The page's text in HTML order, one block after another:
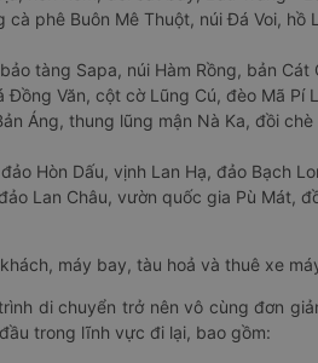
cà phê Buôn Mê Thuột, núi Đá Voi, hồ
tàng Sapa, núi Hàm Rồng, bản
Đồng Văn, cột cờ Lũng Cú, đèo Mã Pí
Áng, thung lũng mận Nà Ka, đồi
Hòn Dấu, vịnh Lan Hạ, đảo Bạch
Lan Châu, vườn quốc gia Pù Mát,
máy bay, tàu hoả và thuê xe
di chuyển trở nên vô cùng đơn
trong lĩnh vực đi lại, bao gồm: